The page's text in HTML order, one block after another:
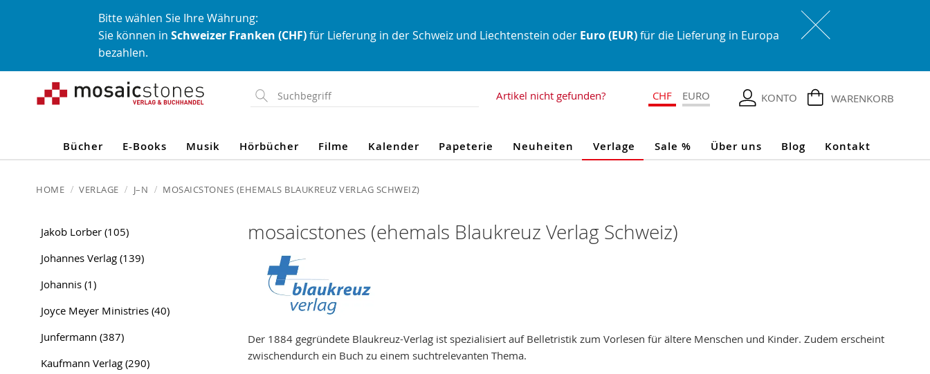
Bitte wählen Sie Ihre Währung:
Sie können in Schweizer Franken (CHF)für Lieferung in der Schweiz und Liechtenstein oder Euro (EUR)für die Lieferung in Europa
bezahlen.
Direkt
zum
WARENKORB
KONTO
Artikel nicht gefunden? CHF EURO
Bücher E-Books Musik Hörbücher Filme Kalender Papeterie Neuheiten Verlage Sale % Über uns Blog Kontakt
HOME VERLAGE J–N MOSAICSTONES (EHEMALS BLAUKREUZ VERLAG SCHWEIZ)
mosaicstones (ehemals Blaukreuz Verlag Schweiz)
Der 1884 gegründete Blaukreuz-Verlag ist spezialisiert auf Belletristik zum Vorlesen für ältere Menschen und Kinder. Zudem erscheint
zwischendurch ein Buch zu einem suchtrelevanten Thema.
Jakob Lorber (105)
Johannes Verlag (139)
Johannis (1)
Joyce Meyer Ministries (40)
Junfermann (387)
Kaufmann Verlag (290)